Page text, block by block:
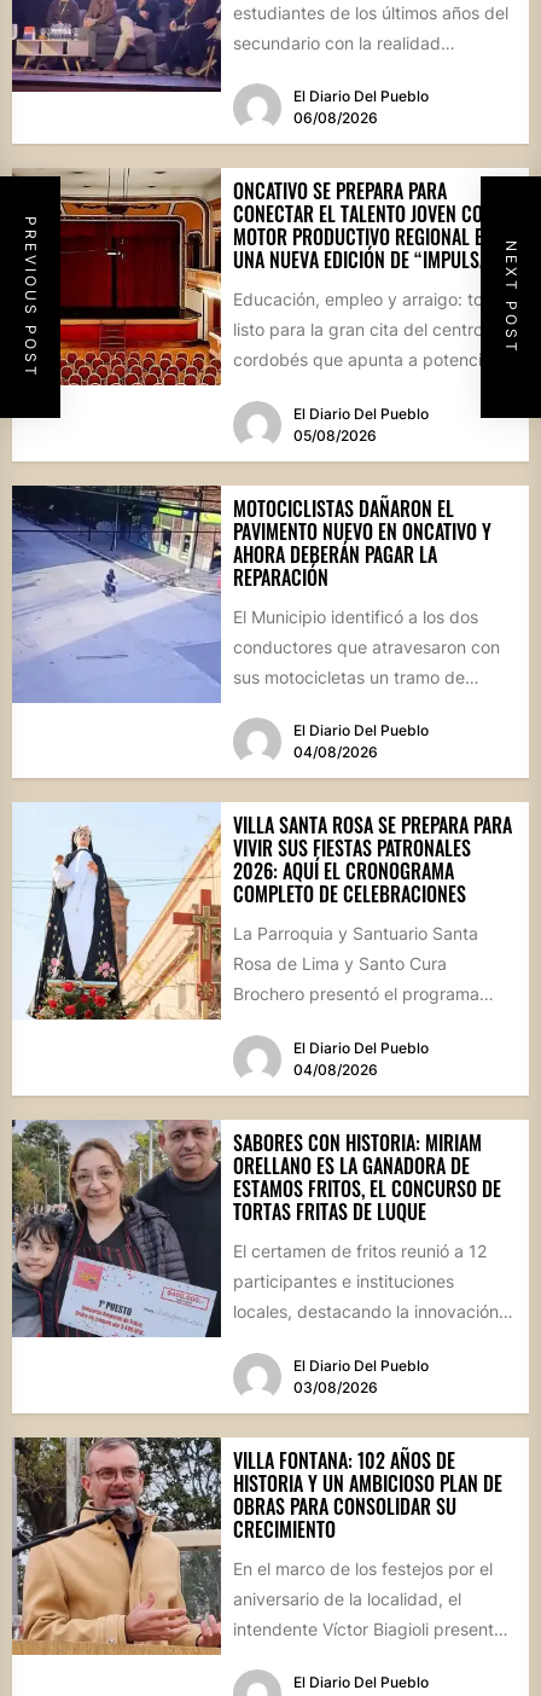
PREVIOUS POST NEXT POST
estudiantes de los últimos años del
secundario con la realidad
El Diario Del Pueblo
06/08/2026
ONCATIVO SE PREPARA PARA
CONECTAR EL TALENTO JOVEN CON EL
MOTOR PRODUCTIVO REGIONAL EN
UNA NUEVA EDICIÓN DE “IMPULSA”
Educación, empleo y arraigo: todo
listo para la gran cita del centro
cordobés que apunta a potenciar el
El Diario Del Pueblo
05/08/2026
MOTOCICLISTAS DAÑARON EL
PAVIMENTO NUEVO EN ONCATIVO Y
AHORA DEBERÁN PAGAR LA
REPARACIÓN
El Municipio identificó a los dos
conductores que atravesaron con
sus motocicletas un tramo de
calle...
El Diario Del Pueblo
04/08/2026
VILLA SANTA ROSA SE PREPARA PARA
VIVIR SUS FIESTAS PATRONALES
2026: AQUÍ EL CRONOGRAMA
COMPLETO DE CELEBRACIONES
La Parroquia y Santuario Santa
Rosa de Lima y Santo Cura
Brochero presentó el programa
El Diario Del Pueblo
04/08/2026
SABORES CON HISTORIA: MIRIAM
ORELLANO ES LA GANADORA DE
ESTAMOS FRITOS, EL CONCURSO DE
TORTAS FRITAS DE LUQUE
El certamen de fritos reunió a 12
participantes e instituciones
locales, destacando la innovación
El Diario Del Pueblo
03/08/2026
VILLA FONTANA: 102 AÑOS DE
HISTORIA Y UN AMBICIOSO PLAN DE
OBRAS PARA CONSOLIDAR SU
CRECIMIENTO
En el marco de los festejos por el
aniversario de la localidad, el
intendente Víctor Biagioli presentó
El Diario Del Pueblo